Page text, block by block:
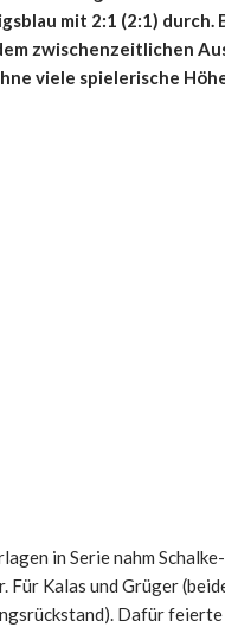
mit 2:1 (2:1)
zwischenzeitlichen
viele spielerische
in Serie nahm
Für Kalas und Grüger
Dafür feierte